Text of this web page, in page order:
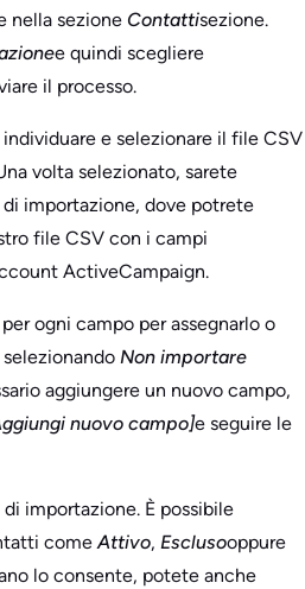
nella sezione Contattisezione.
e quindi scegliere
il processo.
e selezionare il file CSV
volta selezionato, sarete
importazione, dove potrete
file CSV con i campi
ActiveCampaign.
ogni campo per assegnarlo o
Non importare
aggiungere un nuovo campo,
nuovo campo]e seguire le
importazione. È possibile
comeAttivo, Esclusooppure
lo consente, potete anche